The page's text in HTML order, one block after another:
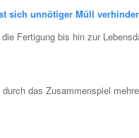
sich unnötiger Müll
Fertigung bis hin zur
das Zusammenspiel